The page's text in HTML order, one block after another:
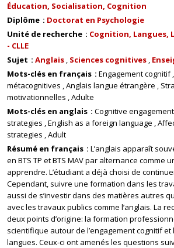
Éducation, Socialisation, Cognition
Diplôme
Doctorat en Psychologie
Unité de recherche
Cognition, Langues,
- CLLE
Sujet
Anglais Sciences cognitives
Mots-clés en français
Engagement cognitif
métacognitives Anglais langue étrangère
motivationnelles Adulte
Mots-clés en anglais
Cognitive engagement
strategies English as a foreign language
strategies Adult
Résumé en français
L’anglais apparaît
en BTS TP et BTS MAV par alternance comme
apprendre. L’étudiant a déjà choisi de
Cependant, suivre une formation dans les
aussi de s’investir dans des matières autres
avec les travaux publics comme l’anglais. La
deux points d’origine: la formation
scientifique autour de l’engagement cognitif et
langues. Ceux-ci ont amenés les questions